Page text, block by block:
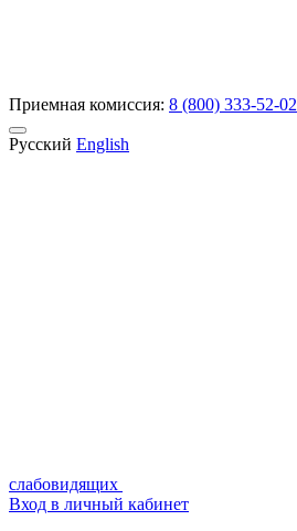
Приемная комиссия: 8 (800) 333-52-02
Русский English
слабовидящих
Вход в личный кабинет